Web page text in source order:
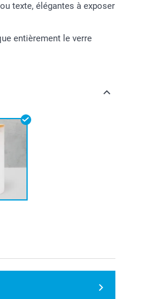
texte, élégantes à exposer
entièrement le verre